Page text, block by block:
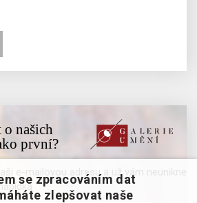
o našich
první?
e-mailovou adresu a už vám neunikne
se zpracováním dat
zlepšovat naše